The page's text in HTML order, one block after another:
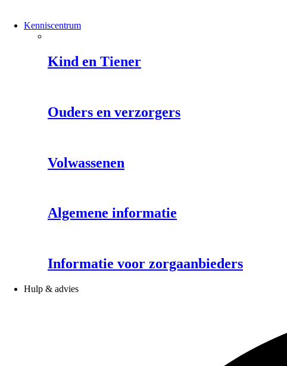
Kenniscentrum
Kind en Tiener
Ouders en verzorgers
Volwassenen
Algemene informatie
Informatie voor zorgaanbieders
Hulp & advies